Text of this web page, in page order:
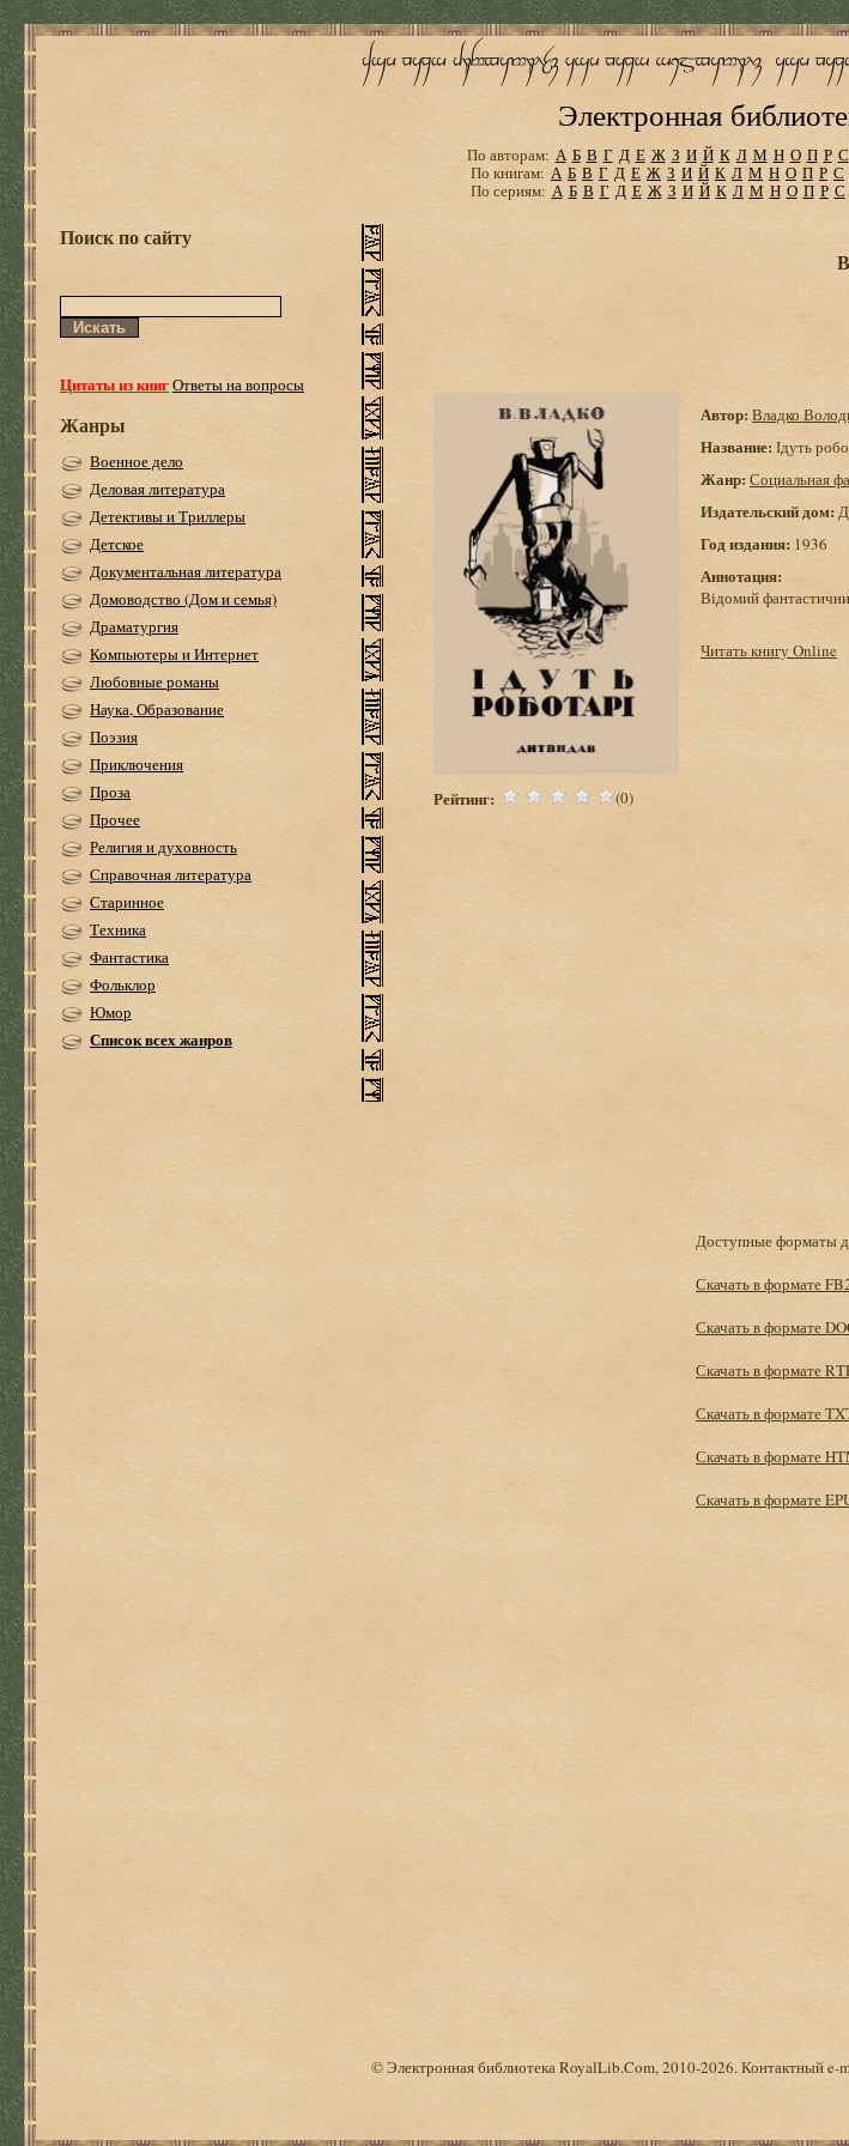
Электронная
По авторам: А Б В Г Д Е Ж З И Й К Л М Н О П Р С
По книгам: А Б В Г Д Е Ж З И Й К Л М Н О П Р С
По сериям: А Б В Г Д Е Ж З И Й К Л М Н О П Р С
Поиск по сайту
Цитаты из книгОтветы на вопросы
Жанры
Военное дело
Деловая литература
Детективы и Триллеры
Детское
Документальная литература
Домоводство (Дом и семья)
Драматургия
Компьютеры и Интернет
Любовные романы
Наука, Образование
Поэзия
Приключения
Проза
Прочее
Религия и духовность
Справочная литература
Старинное
Техника
Фантастика
Фольклор
Юмор
Список всех жанров
Рейтинг: (0)
Автор: Владко
Название: Ідуть
Жанр: Социальная
Издательский дом:
Год издания: 1936
Аннотация:
Відомий
Читать книгу Online
Доступные форматы
Скачать в формате
Скачать в формате
Скачать в формате
Скачать в формате
Скачать в формате
Скачать в формате
© Электронная библиотека RoyalLib.Com, 2010-2026. Контактный e-